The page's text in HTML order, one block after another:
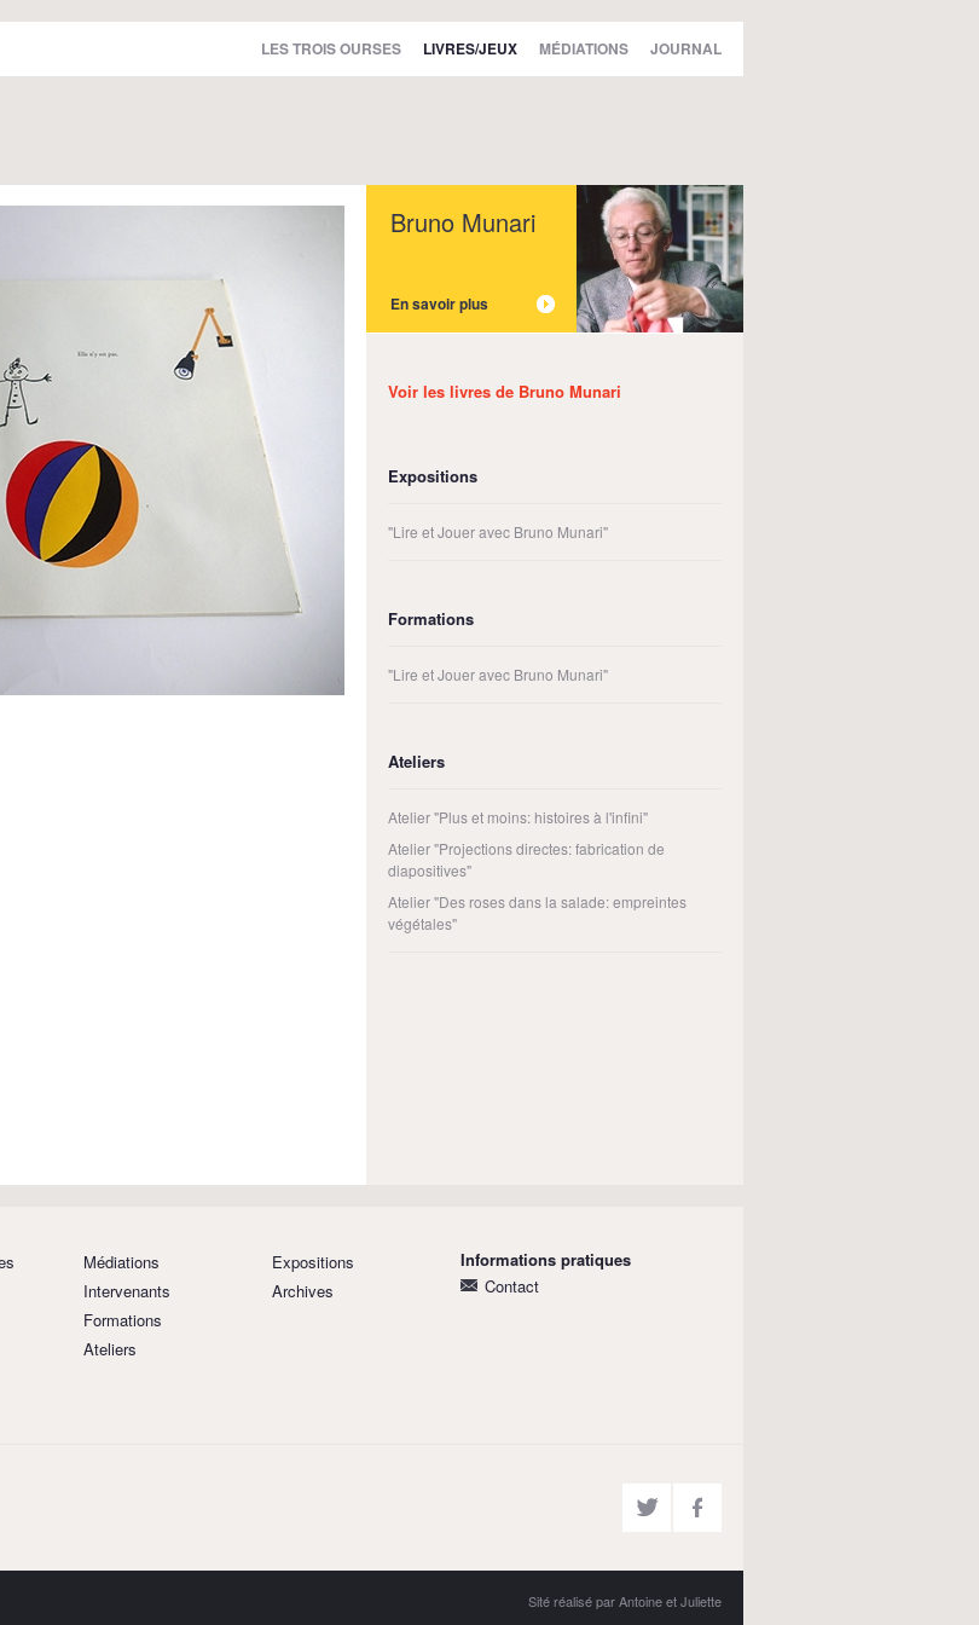
LES TROIS OURSES LIVRES/JEUX MÉDIATIONS JOURNAL
Bruno Munari
En savoir plus
Voir les livres de Bruno Munari
Expositions
"Lire et Jouer avec Bruno Munari"
Formations
"Lire et Jouer avec Bruno Munari"
Ateliers
Atelier "Plus et moins: histoires à l'infini"
Atelier "Projections directes: fabrication de
diapositives"
Atelier "Des roses dans la salade: empreintes
végétales"
Médiations
Intervenants
Formations
Ateliers
Expositions
Archives
Informations pratiques
Contact
Sité réalisé par Antoine et Juliette